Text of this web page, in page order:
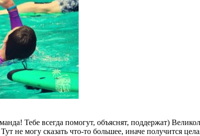
Тебе всегда помогут, объяснят, поддержат)
не могу сказать что-то большее, иначе получится